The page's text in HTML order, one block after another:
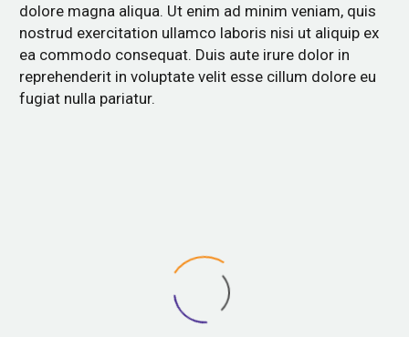
dolore magna aliqua. Ut enim ad minim veniam, quis
nostrud exercitation ullamco laboris nisi ut aliquip ex
ea commodo consequat. Duis aute irure dolor in
reprehenderit in voluptate velit esse cillum dolore eu
fugiat nulla pariatur.